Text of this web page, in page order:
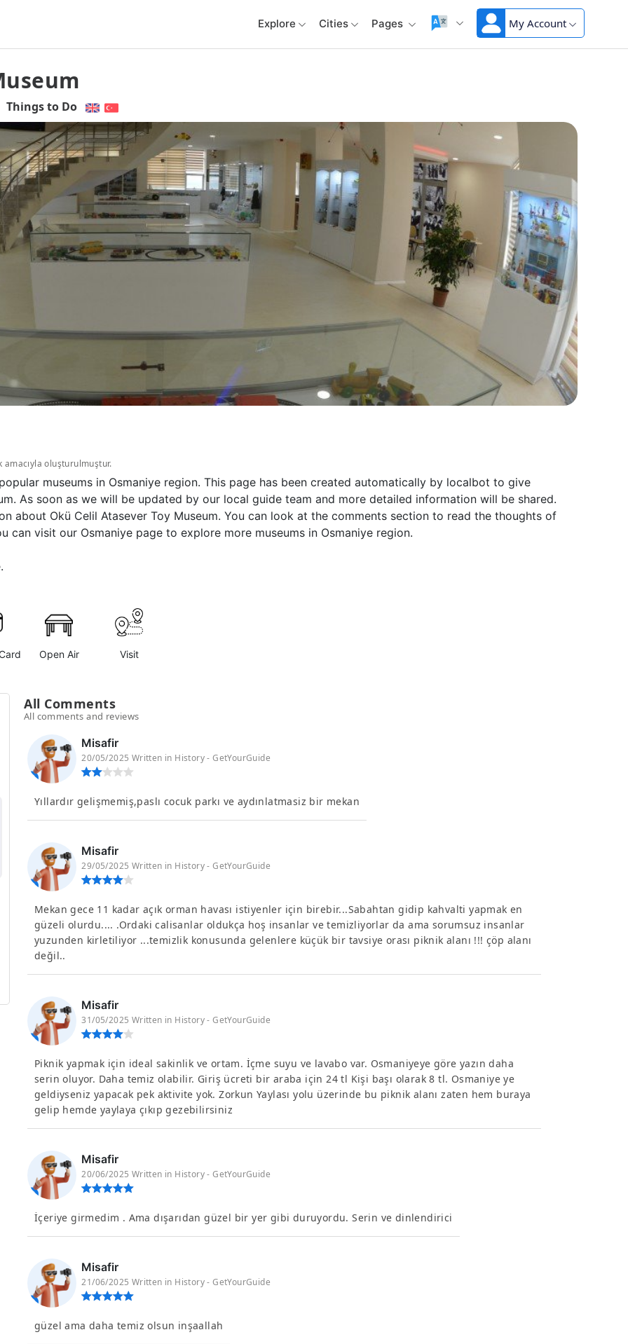
Explore Cities Pages My Account
Things to Do
oluşturulmuştur.
museums in Osmaniye region. This page has been created automatically by localbot to give
As soon as we will be updated by our local guide team and more detailed information will be shared.
about Okü Celil Atasever Toy Museum. You can look at the comments section to read the thoughts of
can visit our Osmaniye page to explore more museums in Osmaniye region.
Open Air Visit
All Comments
All comments and reviews
Misafir
20/05/2025 Written in History - GetYourGuide
Yıllardır gelişmemiş,paslı cocuk parkı ve aydınlatmasiz bir mekan
Misafir
29/05/2025 Written in History - GetYourGuide
Mekan gece 11 kadar açık orman havası istiyenler için birebir...Sabahtan gidip kahvalti yapmak en
güzeli olurdu.... .Ordaki calisanlar oldukça hoş insanlar ve temizliyorlar da ama sorumsuz insanlar
yuzunden kirletiliyor ...temizlik konusunda gelenlere küçük bir tavsiye orası piknik alanı !!! çöp alanı
değil..
Misafir
31/05/2025 Written in History - GetYourGuide
Piknik yapmak için ideal sakinlik ve ortam. İçme suyu ve lavabo var. Osmaniyeye göre yazın daha
serin oluyor. Daha temiz olabilir. Giriş ücreti bir araba için 24 tl Kişi başı olarak 8 tl. Osmaniye ye
geldiyseniz yapacak pek aktivite yok. Zorkun Yaylası yolu üzerinde bu piknik alanı zaten hem buraya
gelip hemde yaylaya çıkıp gezebilirsiniz
Misafir
20/06/2025 Written in History - GetYourGuide
İçeriye girmedim . Ama dışarıdan güzel bir yer gibi duruyordu. Serin ve dinlendirici
Misafir
21/06/2025 Written in History - GetYourGuide
güzel ama daha temiz olsun inşaallah